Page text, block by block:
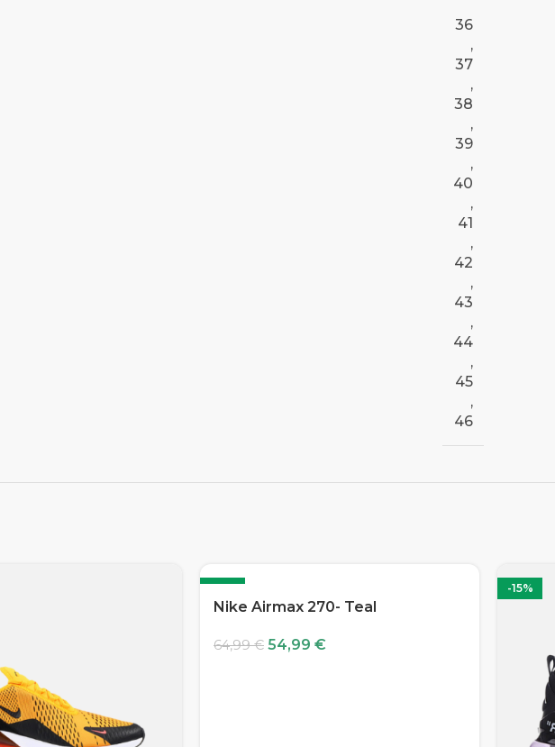
36
,
37
,
38
,
39
,
40
,
41
,
42
,
43
,
44
,
45
,
46
-15%
Nike Airmax 270- Teal
64,99€ 54,99 €
-15%